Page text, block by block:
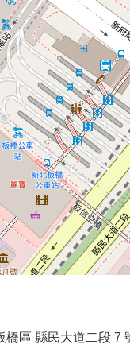
橋區 縣民大道二段 7